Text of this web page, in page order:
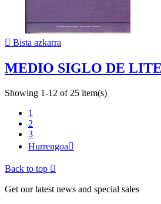
 Bista azkarra
MEDIO SIGLO DE
Showing 1-12 of 25 item(s)
1
2
3
Hurrengoa
Back to top 
Get our latest news and special sales